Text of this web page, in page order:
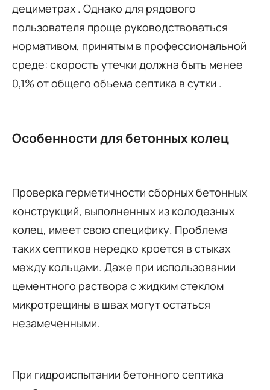
дециметрах . Однако для рядового
пользователя проще руководствоваться
нормативом, принятым в профессиональной
среде: скорость утечки должна быть менее
0,1% от общего объема септика в сутки .
Особенности для бетонных колец
Проверка герметичности сборных бетонных
конструкций, выполненных из колодезных
колец, имеет свою специфику. Проблема
таких септиков нередко кроется в стыках
между кольцами. Даже при использовании
цементного раствора с жидким стеклом
микротрещины в швах могут остаться
незамеченными.
При гидроиспытании бетонного септика